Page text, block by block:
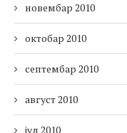
новембар 2010
октобар 2010
септембар 2010
август 2010
јул 2010